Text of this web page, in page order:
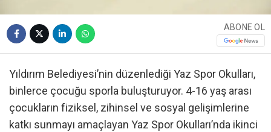
ABONE OL
Yıldırım Belediyesi’nin düzenlediği Yaz Spor Okulları,
binlerce çocuğu sporla buluşturuyor. 4-16 yaş arası
çocukların fiziksel, zihinsel ve sosyal gelişimlerine
katkı sunmayı amaçlayan Yaz Spor Okulları’nda ikinci